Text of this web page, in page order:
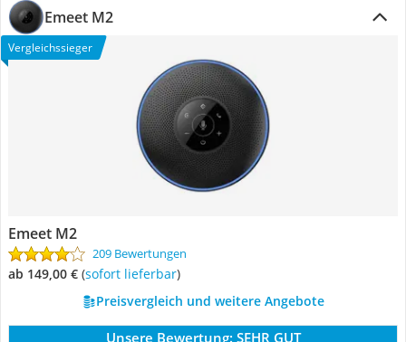
Emeet M2
Vergleichssieger
Emeet M2
209 Bewertungen
ab 149,00 € ( Sofort lieferbar)
Preisvergleich und weitere Angebote
Unsere Bewertung: SEHR GUT